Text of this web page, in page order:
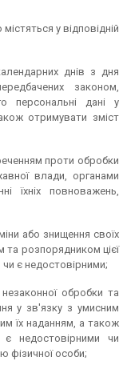
у відповідній
днів з дня
законом,
персональні дані у
отримувати зміст
проти обробки
влади, органами
їхніх повноважень,
або знищення своїх
та розпорядником цієї
є недостовірними;
обробки та
у зв'язку з умисним
їх наданням, а також
недостовірними чи
фізичної особи;